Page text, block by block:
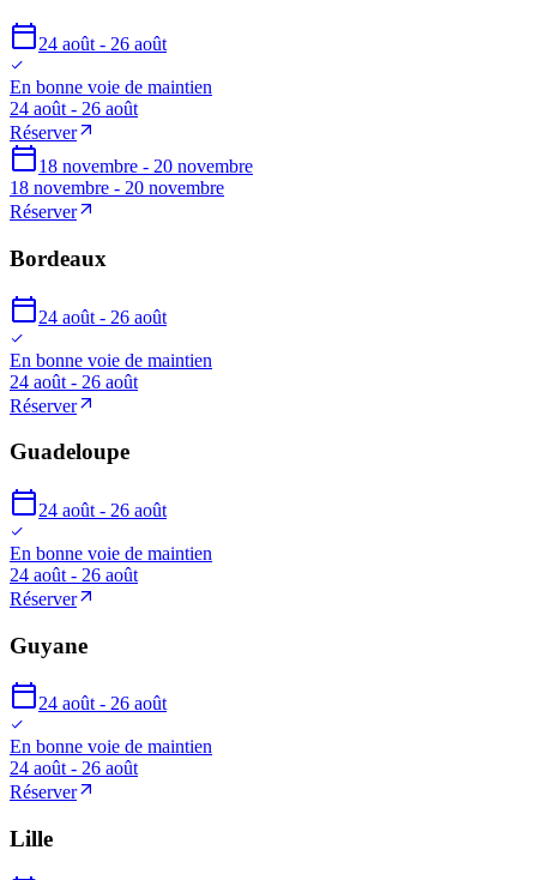
24 août - 26 août
En bonne voie de maintien
24 août - 26 août
Réserver
18 novembre - 20 novembre
18 novembre - 20 novembre
Réserver
Bordeaux
24 août - 26 août
En bonne voie de maintien
24 août - 26 août
Réserver
Guadeloupe
24 août - 26 août
En bonne voie de maintien
24 août - 26 août
Réserver
Guyane
24 août - 26 août
En bonne voie de maintien
24 août - 26 août
Réserver
Lille